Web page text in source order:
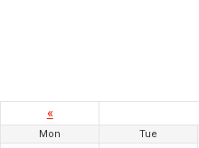
«
Mon Tue